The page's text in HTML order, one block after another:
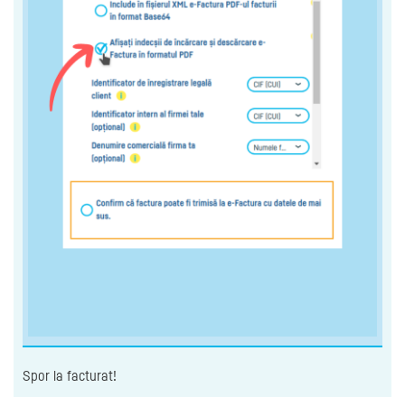
Spor la facturat!